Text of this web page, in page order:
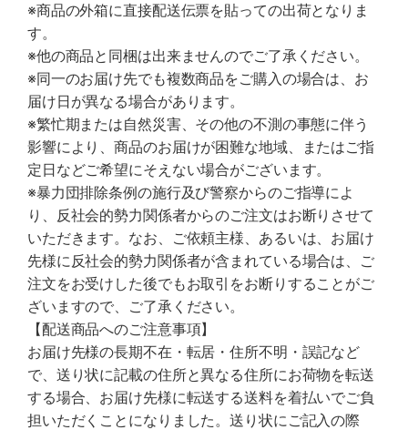
※商品の外箱に直接配送伝票を貼っての出荷となりま
す。
※他の商品と同梱は出来ませんのでご了承ください。
※同一のお届け先でも複数商品をご購入の場合は、お
届け日が異なる場合があります。
※繁忙期または自然災害、その他の不測の事態に伴う
影響により、商品のお届けが困難な地域、またはご指
定日などご希望にそえない場合がございます。
※暴力団排除条例の施行及び警察からのご指導によ
り、反社会的勢力関係者からのご注文はお断りさせて
いただきます。なお、ご依頼主様、あるいは、お届け
先様に反社会的勢力関係者が含まれている場合は、ご
注文をお受けした後でもお取引をお断りすることがご
ざいますので、ご了承ください。
【配送商品へのご注意事項】
お届け先様の長期不在・転居・住所不明・誤記など
で、送り状に記載の住所と異なる住所にお荷物を転送
する場合、お届け先様に転送する送料を着払いでご負
担いただくことになりました。送り状にご記入の際